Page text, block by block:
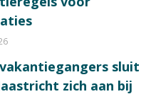
sluit
zich aan bij